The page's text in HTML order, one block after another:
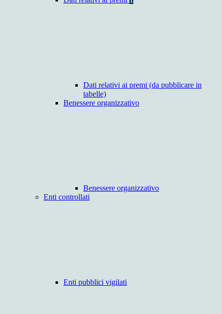
Dati relativi ai premi (da pubblicare in
tabelle)
Benessere organizzativo
Benessere organizzativo
Enti controllati
Enti pubblici vigilati